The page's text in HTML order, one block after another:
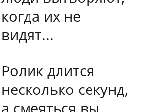
когда их не
видят...
Ролик длится
несколько секунд,
а смеяться вы